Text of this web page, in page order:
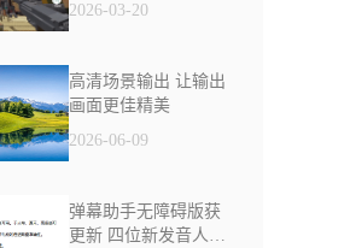
2026-03-20
高清场景输出 让输出
画面更佳精美
2026-06-09
弹幕助手无障碍版获
更新 四位新发音人上